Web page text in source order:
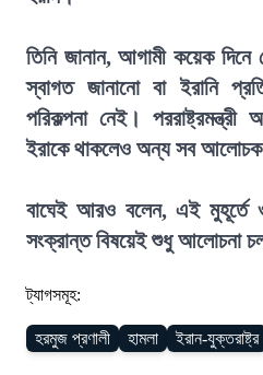
তিনি জানান, আগামী কয়েক দিনে
স্বাগত জানানো বা ইরানি
পরিকল্পনা নেই।
ইরাকে থাকলেও অন্য সব আলোচক
বাঘেই আরও বলেন, এই মুহূর্তে
সংক্রান্ত বিষয়েই শুধু আলোচনা
ট্যাগসমূহ:
হরমুজ প্রণালী হামলা ইরান-যুক্তরাষ্ট্র